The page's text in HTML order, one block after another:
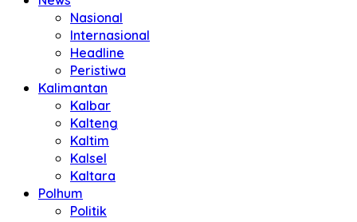
Nasional
Internasional
Headline
Peristiwa
Kalimantan
Kalbar
Kalteng
Kaltim
Kalsel
Kaltara
Polhum
Politik